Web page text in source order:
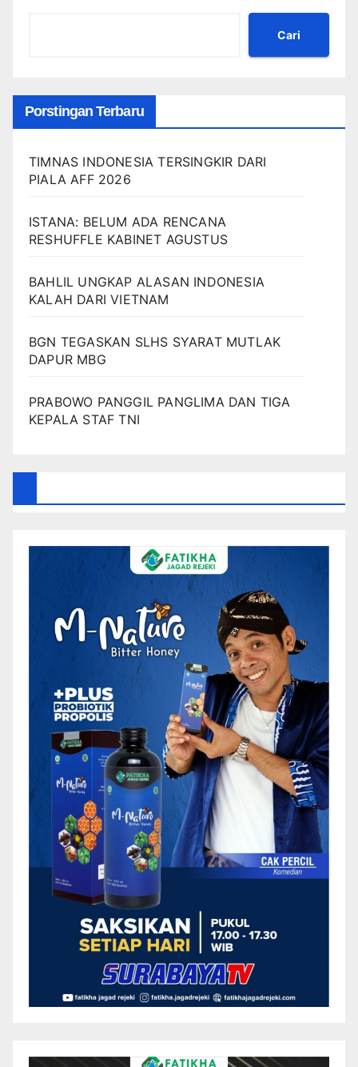
Cari
Porstingan Terbaru
TIMNAS INDONESIA TERSINGKIR DARI
PIALA AFF 2026
ISTANA: BELUM ADA RENCANA
RESHUFFLE KABINET AGUSTUS
BAHLIL UNGKAP ALASAN INDONESIA
KALAH DARI VIETNAM
BGN TEGASKAN SLHS SYARAT MUTLAK
DAPUR MBG
PRABOWO PANGGIL PANGLIMA DAN TIGA
KEPALA STAF TNI